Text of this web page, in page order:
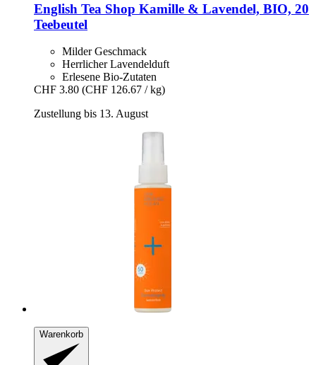
English Tea Shop Kamille & Lavendel, BIO, 20
Teebeutel
Milder Geschmack
Herrlicher Lavendelduft
Erlesene Bio-Zutaten
CHF 3.80 (CHF 126.67 / kg)
Zustellung bis 13. August
Warenkorb